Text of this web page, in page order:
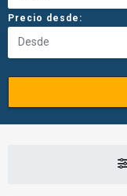
Precio desde: